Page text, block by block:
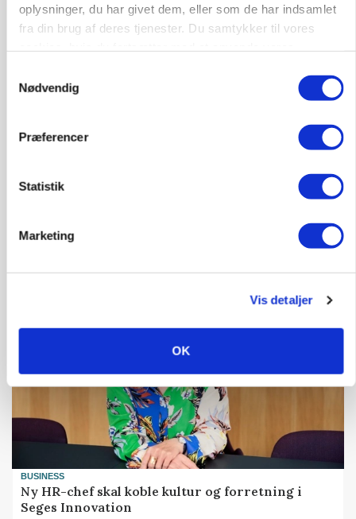
oplysninger, du har givet dem, eller som de har indsamlet
fra din brug af deres tjenester. Du samtykker til vores
Nødvendig
Præferencer
Statistik
Marketing
Vis detaljer
OK
Kalvepasser til ejendom i udvikling søges
Kalve
6392, Bolderslev 03. aug.
Leder til klimastald
03. aug.
BUSINESS
Ny HR-chef skal koble kultur og forretning i
Seges Innovation